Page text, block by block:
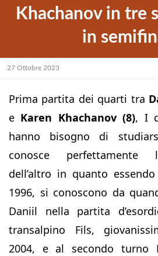
Khachanov in tre
in
27 Ottobre 2023
Prima partita dei quarti tra
e Karen Khachanov (8), I
hanno bisogno di
conosce perfettamente
dell’altro in quanto
1996, si conoscono da
Daniil nella partita
transalpino Fils,
2004, e al secondo turno